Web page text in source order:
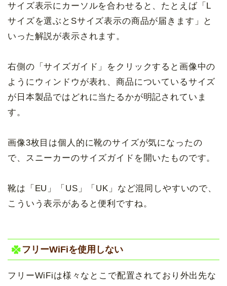
サイズ表示にカーソルを合わせると、たとえば「L
サイズを選ぶとSサイズ表示の商品が届きます」と
いった解説が表示されます。
右側の「サイズガイド」をクリックすると画像中の
ようにウィンドウが表れ、商品についているサイズ
が日本製品ではどれに当たるかが明記されていま
す。
画像3枚目は個人的に靴のサイズが気になったの
で、スニーカーのサイズガイドを開いたものです。
靴は「EU」「US」「UK」など混同しやすいので、
こういう表示があると便利ですね。
フリーWiFiを使用しない
フリーWiFiは様々なとこで配置されており外出先な